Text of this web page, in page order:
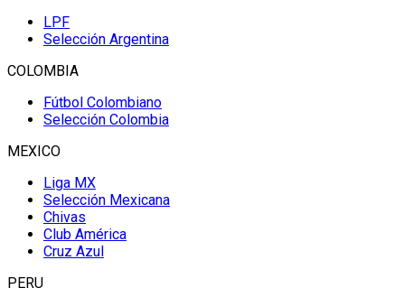
LPF
Selección Argentina
COLOMBIA
Fútbol Colombiano
Selección Colombia
MEXICO
Liga MX
Selección Mexicana
Chivas
Club América
Cruz Azul
PERU